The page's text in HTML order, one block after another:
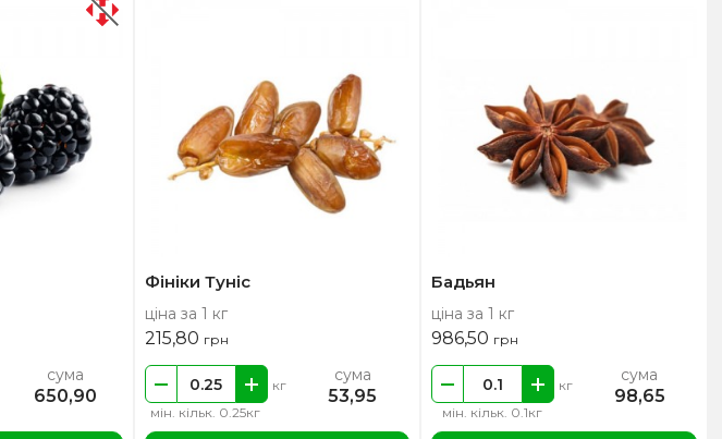
сума
650,90
Фініки Туніс
ціна за 1 кг
215,80 грн
мін. кільк. 0.25кг
кг сума
53,95
Бадьян
ціна за 1 кг
986,50 грн
мін. кільк. 0.1кг
кг сума
98,65